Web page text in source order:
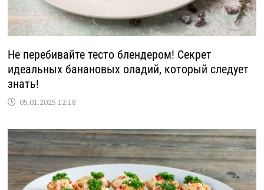
Не перебивайте тесто блендером! Секрет
идеальных банановых оладий, который следует
знать!
05.01.2025 12:18